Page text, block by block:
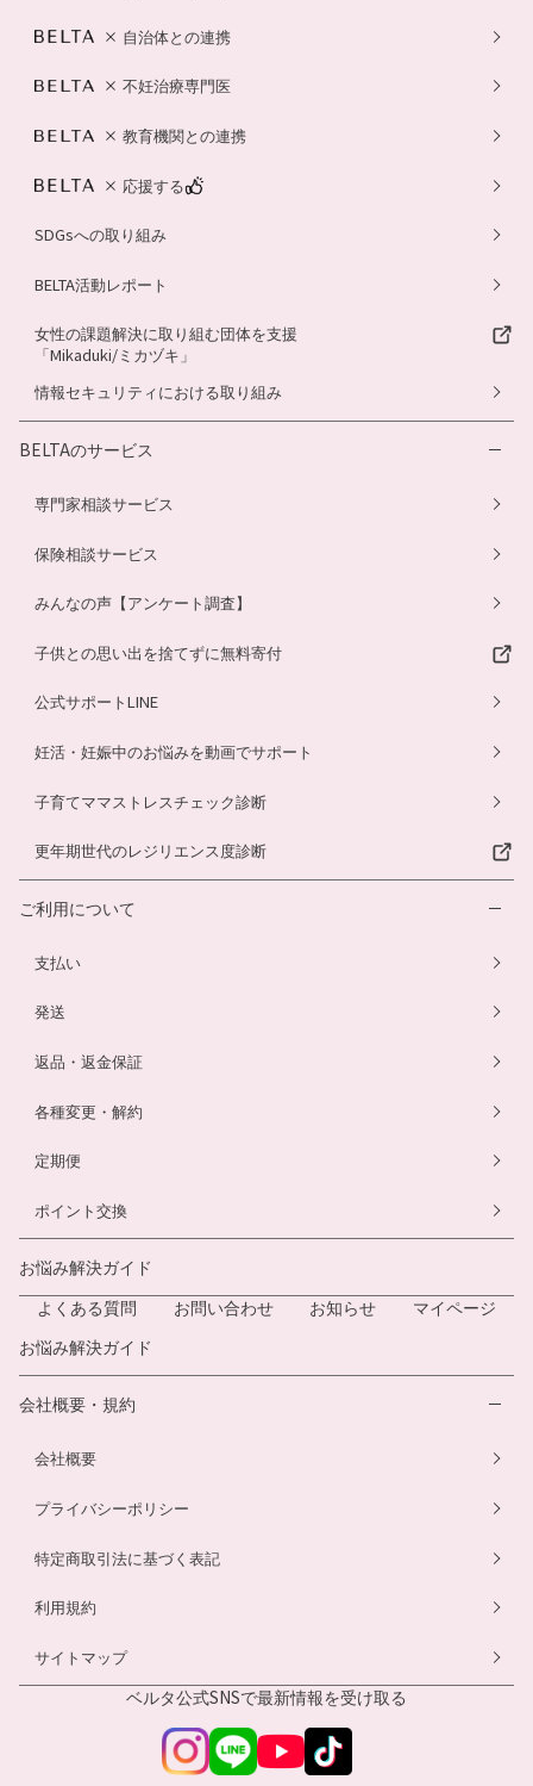
自治体との連携
不妊治療専門医
教育機関との連携
応援する
SDGsへの取り組み
BELTA活動レポート
女性の課題解決に取り組む団体を支援
「Mikaduki/ミカヅキ」
情報セキュリティにおける取り組み
BELTAのサービス
専門家相談サービス
保険相談サービス
みんなの声【アンケート調査】
子供との思い出を捨てずに無料寄付
公式サポートLINE
妊活・妊娠中のお悩みを動画でサポート
子育てママストレスチェック診断
更年期世代のレジリエンス度診断
ご利用について
支払い
発送
返品・返金保証
各種変更・解約
定期便
ポイント交換
お悩み解決ガイド
よくある質問
お問い合わせ お知らせ
マイページ
お悩み解決ガイド
会社概要・規約
会社概要
プライバシーポリシー
特定商取引法に基づく表記
利用規約
サイトマップ
ベルタ公式SNSで最新情報を受け取る